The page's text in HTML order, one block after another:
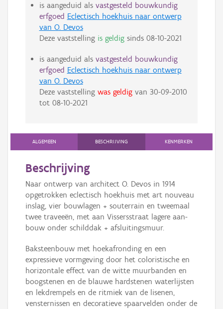
is aangeduid als vastgesteld bouwkundig
erfgoed Eclectisch hoekhuis naar ontwerp
van O. Devos
Deze vaststelling is geldigsinds 08-10-2021
is aangeduid als vastgesteld bouwkundig
erfgoed Eclectisch hoekhuis naar ontwerp
van O. Devos
Deze vaststelling was geldigvan 30-09-2010
tot 08-10-2021
ALGEMEEN BESCHRIJVING KENMERKEN
Beschrijving
Naar ontwerp van architect O. Devos in 1914
opgetrokken eclectisch hoekhuis met art nouveau
inslag, vier bouwlagen + souterrain en tweemaal
twee traveeën, met aan Vissersstraat la­gere aan­
bouw onder schild­dak + afsluitingsmuur.
Baksteenbouw met hoekafronding en een
expressieve vormgeving door het coloristische en
horizontale effect van de witte muur­ban­den en
boogstenen en de blauwe hard­ste­nen wa­ter­lijs­ten
en ­lek­drem­pels en de ritmiek van de lisenen,
vensternissen en decoratieve spaarvelden onder de